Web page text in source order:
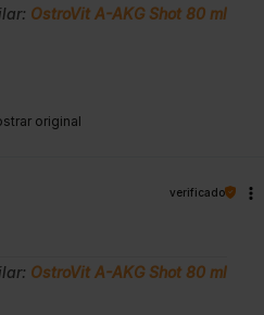
original
OstroVit A-AKG Shot 80 ml
verificado
OstroVit A-AKG Shot 80 ml